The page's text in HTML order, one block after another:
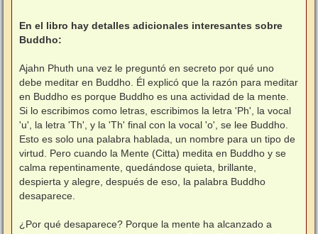
En el libro hay detalles adicionales interesantes sobre
Buddho:
Ajahn Phuth una vez le preguntó en secreto por qué uno
debe meditar en Buddho. Él explicó que la razón para meditar
en Buddho es porque Buddho es una actividad de la mente.
Si lo escribimos como letras, escribimos la letra 'Ph', la vocal
'u', la letra 'Th', y la 'Th' final con la vocal 'o', se lee Buddho.
Esto es solo una palabra hablada, un nombre para un tipo de
virtud. Pero cuando la Mente (Citta) medita en Buddho y se
calma repentinamente, quedándose quieta, brillante,
despierta y alegre, después de eso, la palabra Buddho
desaparece.
¿Por qué desaparece? Porque la mente ha alcanzado a